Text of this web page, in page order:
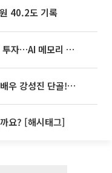
40.2도 기록
SK하이닉스, 용인·청주에 54조 투자…AI 메모리 생산기지 키운다
'2TV 생생정보' 오늘방송맛집- 배우 강성진 단골! 쌀국수ㆍ푸팟퐁 커리 맛집 '블○○○'
요? [해시태그]